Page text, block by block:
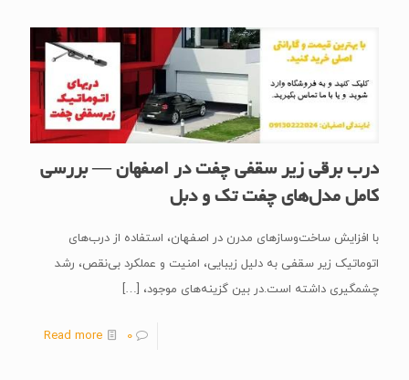
درب برقی زیر سقفی چفت در اصفهان — بررسی
کامل مدل‌های چفت تک و دبل
با افزایش ساخت‌وسازهای مدرن در اصفهان، استفاده از درب‌های
اتوماتیک زیر سقفی به دلیل زیبایی، امنیت و عملکرد بی‌نقص، رشد
چشمگیری داشته است.در بین گزینه‌های موجود، […]
0
Read more